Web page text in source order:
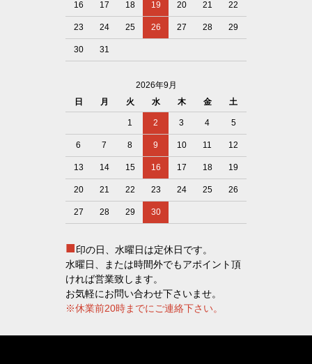
16 17 18 19 20 21 22
23 24 25 26 27 28 29
30 31
2026年9月
日
月 火 水 木 金 土
1 2 3 4 5
6 7 8 9 10 11 12
13 14 15 16 17 18 19
20 21 22 23 24 25 26
27 28 29 30
■印の日、水曜日は定休日です。
水曜日、または時間外でもアポイント頂
ければ営業致します。
お気軽にお問い合わせ下さいませ。
※休業前20時までにご連絡下さい。